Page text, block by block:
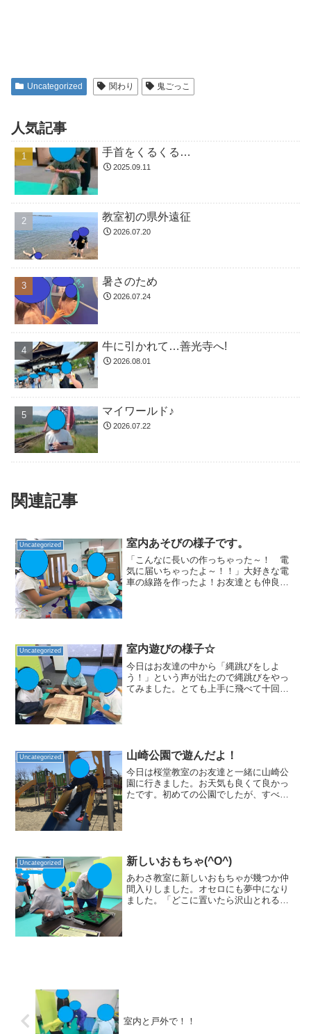
Uncategorized 関わり 鬼ごっこ
人気記事
手首をくるくる…
2025.09.11
教室初の県外遠征
2026.07.20
暑さのため
2026.07.24
牛に引かれて…善光寺へ!
2026.08.01
マイワールド♪
2026.07.22
関連記事
Uncategorized 室内あそびの様子です。
「こんなに長いの作っちゃった～！ 電
気に届いちゃったよ～！！」大好きな電
車の線路を作ったよ！お友達とも仲良く
Uncategorized 室内遊びの様子☆
今日はお友達の中から「縄跳びをしよ
う！」という声が出たので縄跳びをやっ
てみました。とても上手に飛べて十回以
Uncategorized 山崎公園で遊んだよ！
今日は桜堂教室のお友達と一緒に山崎公
園に行きました。お天気も良くて良かっ
たです。初めての公園でしたが、すべり
Uncategorized 新しいおもちゃ(^O^)
あわさ教室に新しいおもちゃが幾つか仲
間入りしました。オセロにも夢中になり
ました。「どこに置いたら沢山とれるか
室内と戸外で！！